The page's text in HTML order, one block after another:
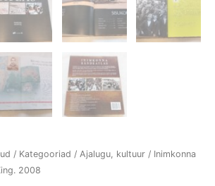
/ Kategooriad / Ajalugu, kultuur / Inimkonna
2008